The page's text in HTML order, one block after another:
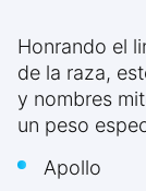
Honrando el
de la raza,
y nombres
un peso
Apollo